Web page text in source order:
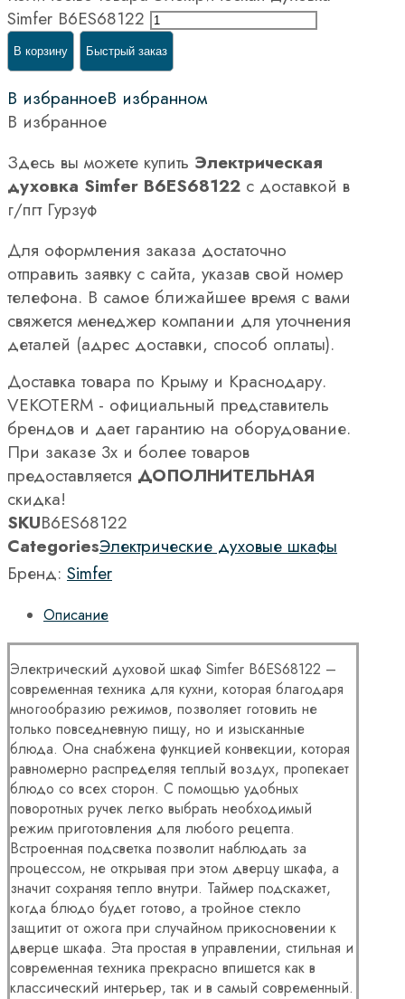
Simfer B6ES68122
В корзину Быстрый заказ
В избранноеВ избранном
В избранное
Здесь вы можете купить Электрическая
духовка Simfer B6ES68122 с доставкой в
г/пгт Гурзуф
Для оформления заказа достаточно
отправить заявку с сайта, указав свой номер
телефона. В самое ближайшее время с вами
свяжется менеджер компании для уточнения
деталей (адрес доставки, способ оплаты).
Доставка товара по Крыму и Краснодару.
VEKOTERM - официальный представитель
брендов и дает гарантию на оборудование.
При заказе 3х и более товаров
предоставляется ДОПОЛНИТЕЛЬНАЯ
скидка!
SKUB6ES68122
CategoriesЭлектрические духовые шкафы
Бренд: Simfer
Описание
Электрический духовой шкаф Simfer B6ES68122 –
современная техника для кухни, которая благодаря
многообразию режимов, позволяет готовить не
только повседневную пищу, но и изысканные
блюда. Она снабжена функцией конвекции, которая
равномерно распределяя теплый воздух, пропекает
блюдо со всех сторон. С помощью удобных
поворотных ручек легко выбрать необходимый
режим приготовления для любого рецепта.
Встроенная подсветка позволит наблюдать за
процессом, не открывая при этом дверцу шкафа, а
значит сохраняя тепло внутри. Таймер подскажет,
когда блюдо будет готово, а тройное стекло
защитит от ожога при случайном прикосновении к
дверце шкафа. Эта простая в управлении, стильная и
современная техника прекрасно впишется как в
классический интерьер, так и в самый современный.